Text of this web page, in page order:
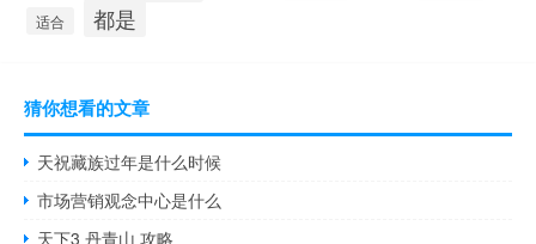
适合 都是
猜你想看的文章
天祝藏族过年是什么时候
市场营销观念中心是什么
天下3 丹青山 攻略